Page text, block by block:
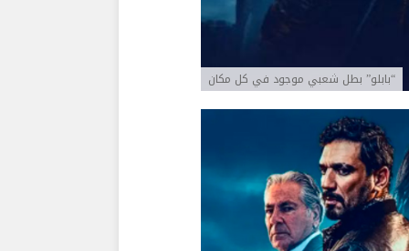
“بابلو” بطل شعبي موجود في كل مكان